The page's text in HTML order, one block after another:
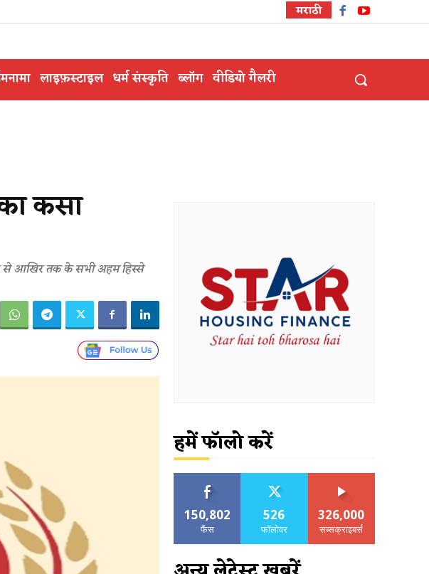
मराठी
लाइफ़स्टाइल धर्म संस्कृति ब्लॉग वीडियो गैलरी
कसा
से आखिर तक के सभी अहम हिस्से
हमें फॉलो करें
150,802
फैंस
526
फॉलोवर
326,000
सब्सक्राइबर्स